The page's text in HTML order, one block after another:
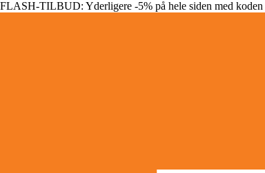
FLASH-TILBUD: Yderligere -5% på hele siden med koden